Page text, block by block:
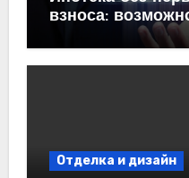
взноса:
практические
Отделка и дизайн